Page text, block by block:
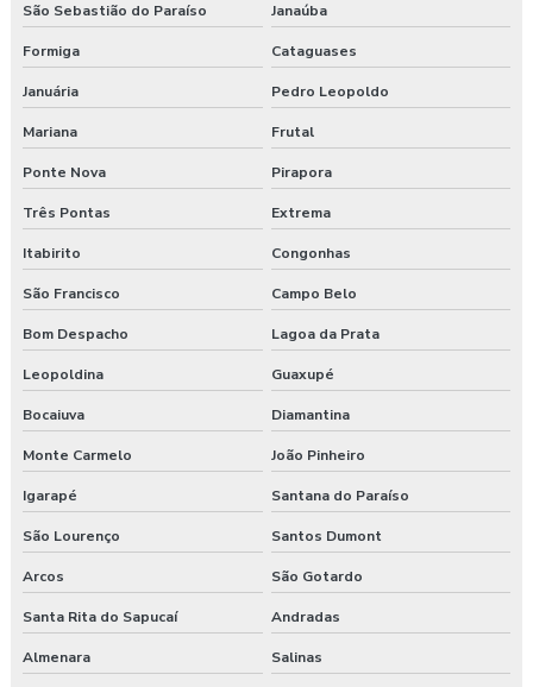
Laudo ergonômico esocial
Laudo ergonômico de iluminação
Laudo ergonômico motorista caminhão
Laudo ergonômico pgr
Laudo ergonômico preço
Laudo esocial
Laudo pgr esocial
Laudo sst esocial
Laudo técnico ergonômico
Medicina do trabalho
Nr 31 treinamento máquinas agrícolas
Orçamento laudo ergonômico
São Sebastião do Paraíso Janaúba
Formiga Cataguases
Januária Pedro Leopoldo
Mariana Frutal
Ponte Nova Pirapora
Três Pontas Extrema
Itabirito Congonhas
São Francisco Campo Belo
Bom Despacho Lagoa da Prata
Leopoldina Guaxupé
Bocaiuva Diamantina
Monte Carmelo João Pinheiro
Igarapé Santana do Paraíso
São Lourenço Santos Dumont
Arcos São Gotardo
Santa Rita do Sapucaí Andradas
Almenara Salinas